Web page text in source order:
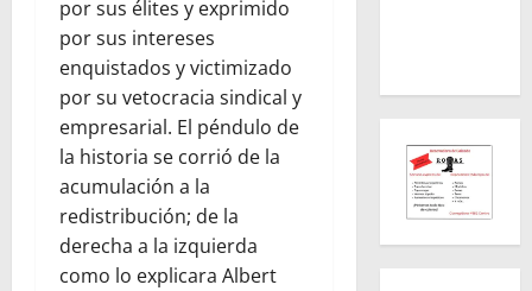
por sus élites y exprimido
por sus intereses
enquistados y victimizado
por su vetocracia sindical y
empresarial. El péndulo de
la historia se corrió de la
acumulación a la
redistribución; de la
derecha a la izquierda
como lo explicara Albert